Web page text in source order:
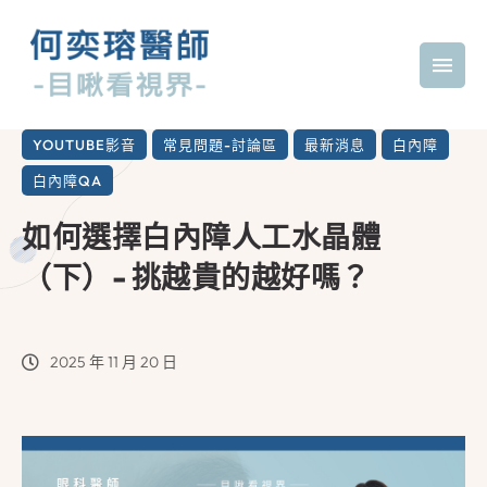
YOUTUBE影音 常見問題-討論區 最新消息 白內障
白內障QA
如何選擇白內障人工水晶體
（下）- 挑越貴的越好嗎？
2025 年 11 月 20 日